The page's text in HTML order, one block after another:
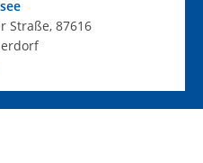
Straße, 87616